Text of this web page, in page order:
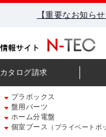
【重要なお知ら
カタログ請求
プラボックス
盤用パーツ
ホーム分電盤
個室ブース （プライベートボ